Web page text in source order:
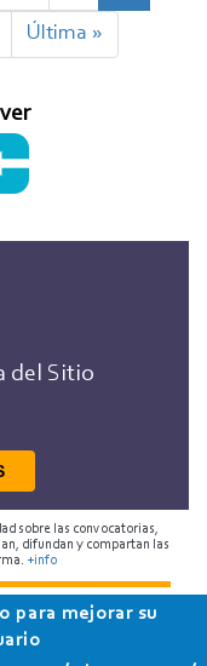
actual
Última
página
Última »
del Sitio
sobre las convocatorias,
difundan y compartan las
+info
Saludable de la
para mejorar su